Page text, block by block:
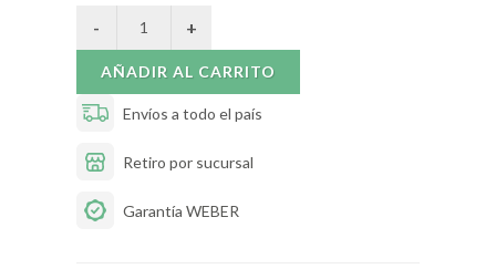
AÑADIR AL CARRITO
Envíos a todo el país
Retiro por sucursal
Garantía WEBER